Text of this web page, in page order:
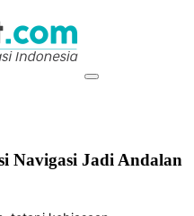
Navigasi Jadi Andalan